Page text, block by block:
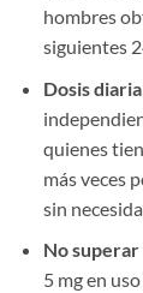
hombres
siguientes
Dosis
quienes
más veces
sin
No superar
5 mg en